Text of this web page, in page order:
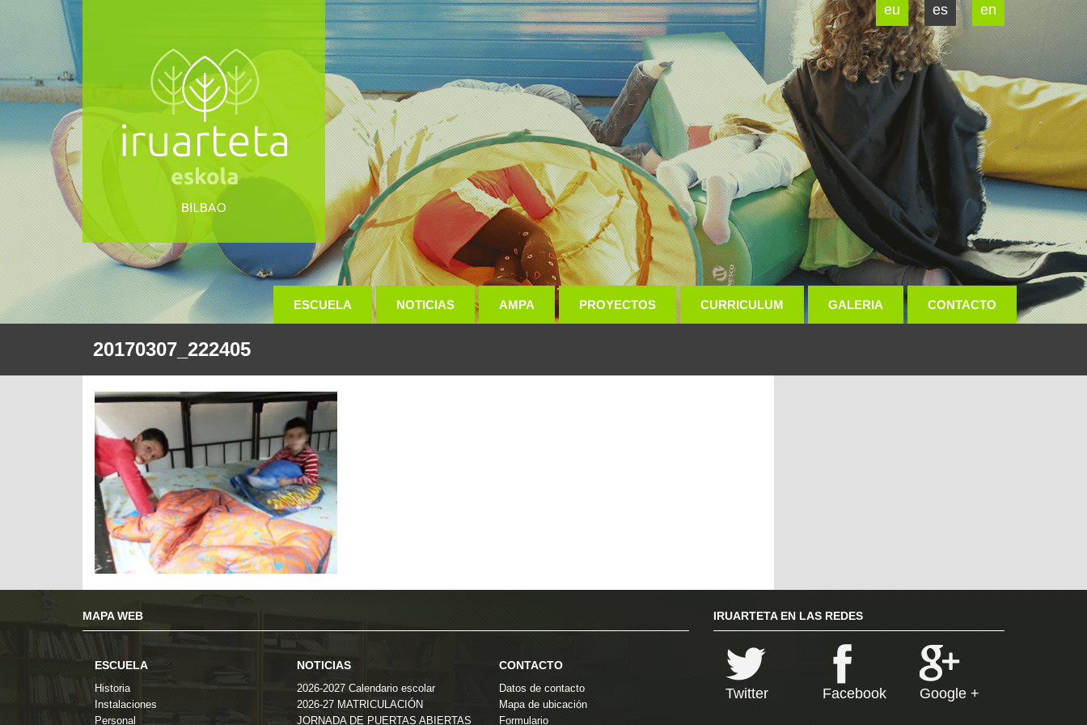
eu es en
ESCUELA NOTICIAS AMPA PROYECTOS CURRICULUM GALERIA CONTACTO
20170307_222405
MAPA WEB
ESCUELA
Historia
Instalaciones
Personal
NOTICIAS
2026-2027 Calendario escolar
2026-27 MATRICULACIÓN
JORNADA DE PUERTAS ABIERTAS
CONTACTO
Datos de contacto
Mapa de ubicación
Formulario
IRUARTETA EN LAS REDES
Twitter Facebook Google +